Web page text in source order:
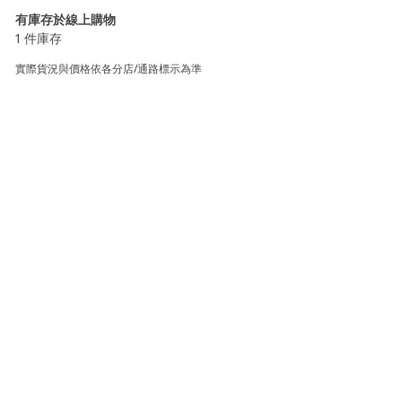
有庫存於線上購物
1 件庫存
實際貨況與價格依各分店/通路標示為準